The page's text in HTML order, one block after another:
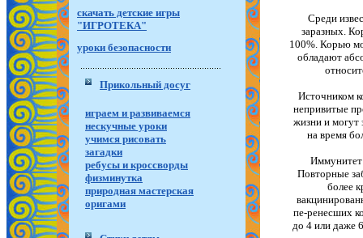
скачать детские игры
"ИГРОТЕКА"
уроки безопасности
Прикольный досуг
играем и развиваемся
нескучные уроки
учимся рисовать
загадки
ребусы и кроссворды
физминутка
природная мастерская
оригами
Среди
заразных.
100%. Корью
обладают
Источником
непривитые
жизни и могут
на время
Иммунитет
Повторные
более
пе-ренесших
до 4 или даже